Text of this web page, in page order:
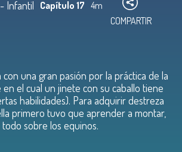
Infantil Capítulo 17 4m
COMPARTIR
una gran pasión por la práctica de la
el cual un jinete con su caballo tiene
habilidades). Para adquirir destreza
primero tuvo que aprender a montar,
sobre los equinos.